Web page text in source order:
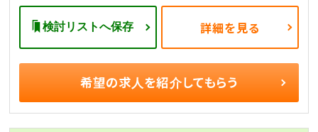
検討リストへ保存 詳細を見る
希望の求人を紹介してもらう